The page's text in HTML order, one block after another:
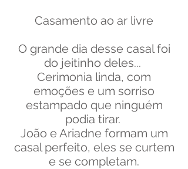
Casamento ao ar livre
O grande dia desse casal foi
do jeitinho deles...
Cerimonia linda, com
emoções e um sorriso
estampado que ninguém
podia tirar.
João e Ariadne formam um
casal perfeito, eles se curtem
e se completam.